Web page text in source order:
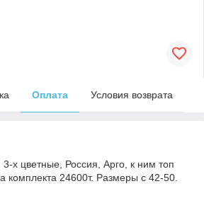
Оплата Условия возврата
х цветные, Россия, Арго, к ним топ
комплекта 24600т. Размеры с 42-50.